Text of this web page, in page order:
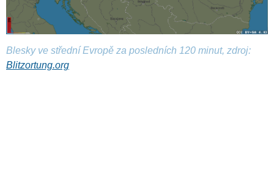
Blesky ve střední Evropě za posledních 120 minut, zdroj:
Blitzortung.org